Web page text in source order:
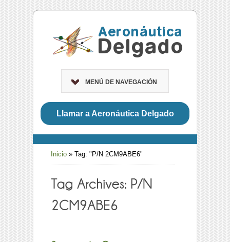
MENÚ DE NAVEGACIÓN
Llamar a Aeronáutica Delgado
Inicio » Tag: "P/N 2CM9ABE6"